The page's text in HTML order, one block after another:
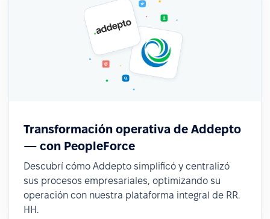
Transformación operativa de Addepto
— con PeopleForce
Descubrí cómo Addepto simplificó y centralizó
sus procesos empresariales, optimizando su
operación con nuestra plataforma integral de RR.
HH.